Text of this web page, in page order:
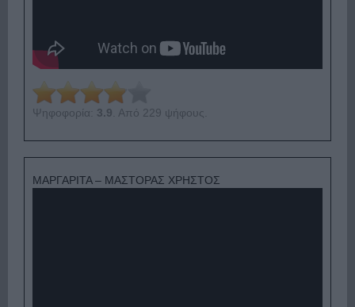
Ψηφοφορία: 3.9 . Από 229 ψήφους.
ΜΑΡΓΑΡΙΤΑ – ΜΑΣΤΟΡΑΣ ΧΡΗΣΤΟΣ